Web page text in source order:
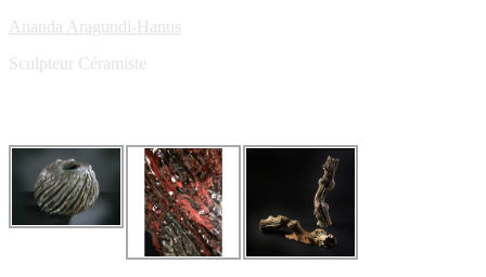
Ananda Aragundi-Hanus
Sculpteur Céramiste